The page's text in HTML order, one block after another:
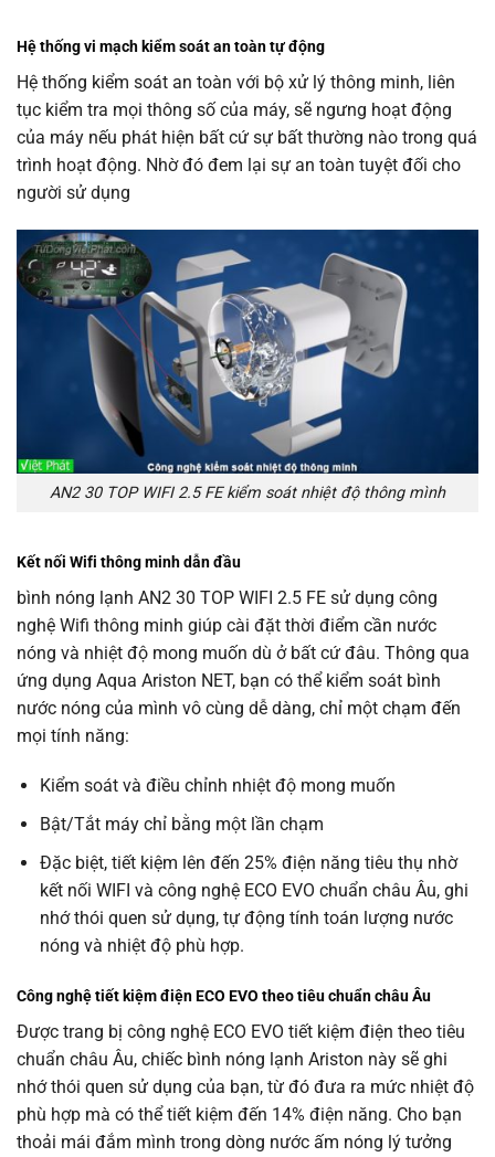
Hệ thống vi mạch kiểm soát an toàn tự động
Hệ thống kiểm soát an toàn với bộ xử lý thông minh, liên
tục kiểm tra mọi thông số của máy, sẽ ngưng hoạt động
của máy nếu phát hiện bất cứ sự bất thường nào trong quá
trình hoạt động. Nhờ đó đem lại sự an toàn tuyệt đối cho
người sử dụng
AN2 30 TOP WIFI 2.5 FE kiểm soát nhiệt độ thông mình
Kết nối Wifi thông minh dẫn đầu
bình nóng lạnh AN2 30 TOP WIFI 2.5 FE sử dụng công
nghệ Wifi thông minh giúp cài đặt thời điểm cần nước
nóng và nhiệt độ mong muốn dù ở bất cứ đâu. Thông qua
ứng dụng Aqua Ariston NET, bạn có thể kiểm soát bình
nước nóng của mình vô cùng dễ dàng, chỉ một chạm đến
mọi tính năng:
Kiểm soát và điều chỉnh nhiệt độ mong muốn
Bật/Tắt máy chỉ bằng một lần chạm
Đặc biệt, tiết kiệm lên đến 25% điện năng tiêu thụ nhờ
kết nối WIFI và công nghệ ECO EVO chuẩn châu Âu, ghi
nhớ thói quen sử dụng, tự động tính toán lượng nước
nóng và nhiệt độ phù hợp.
Công nghệ tiết kiệm điện ECO EVO theo tiêu chuẩn châu Âu
Được trang bị công nghệ ECO EVO tiết kiệm điện theo tiêu
chuẩn châu Âu, chiếc bình nóng lạnh Ariston này sẽ ghi
nhớ thói quen sử dụng của bạn, từ đó đưa ra mức nhiệt độ
phù hợp mà có thể tiết kiệm đến 14% điện năng. Cho bạn
thoải mái đắm mình trong dòng nước ấm nóng lý tưởng